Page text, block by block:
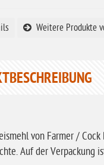
Weitere Produkte
von Farmer /
Auf der Verpackung